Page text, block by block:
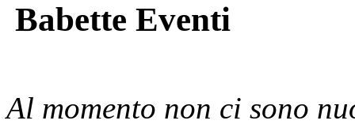
Babette Eventi
Al momento non ci sono